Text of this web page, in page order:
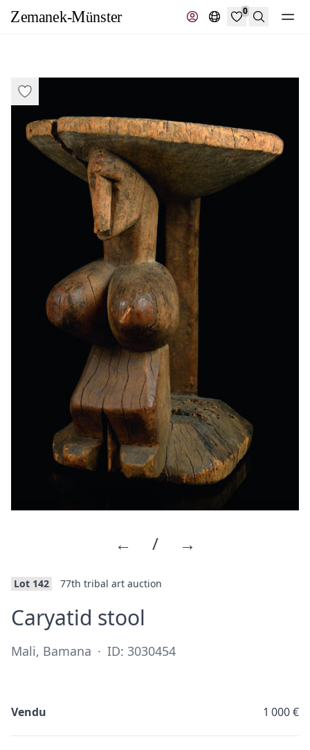
0
Recherche
← / →
Lot 142 77th tribal art auction
Caryatid stool
Mali, Bamana · ID: 3030454
Vendu 1 000 €